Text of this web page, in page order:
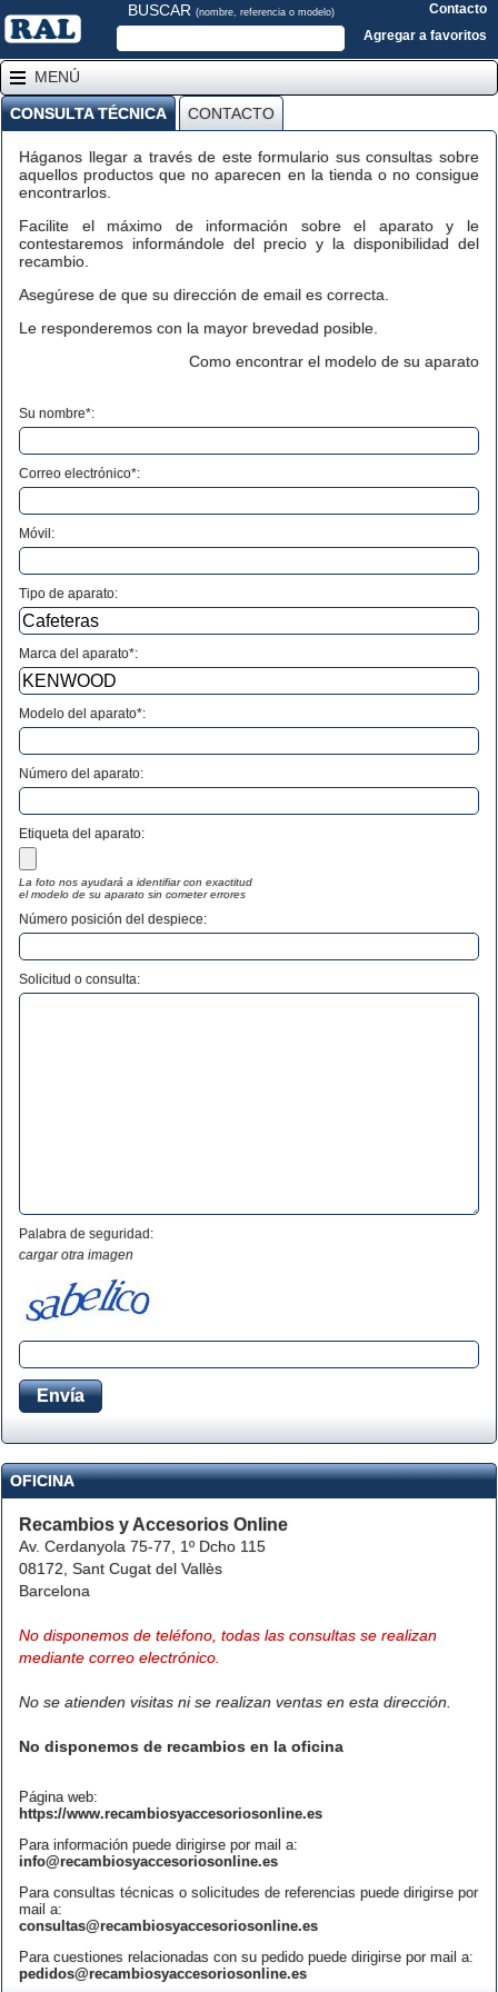
BUSCAR (nombre, referencia o modelo)
Contacto
Agregar a favoritos
MENÚ
CONSULTA TÉCNICA CONTACTO
Háganos llegar a través de este formulario sus consultas sobre
aquellos productos que no aparecen en la tienda o no consigue
encontrarlos.
Facilite el máximo de información sobre el aparato y le
contestaremos informándole del precio y la disponibilidad del
recambio.
Asegúrese de que su dirección de email es correcta.
Le responderemos con la mayor brevedad posible.
Como encontrar el modelo de su aparato
Su nombre*:
Correo electrónico*:
Móvil:
Tipo de aparato:
Marca del aparato*:
Modelo del aparato*:
Número del aparato:
Etiqueta del aparato:
La foto nos ayudará a identifiar con exactitud
el modelo de su aparato sin cometer errores
Número posición del despiece:
Solicitud o consulta:
Palabra de seguridad:
cargar otra imagen
OFICINA
Recambios y Accesorios Online
Av. Cerdanyola 75-77, 1º Dcho 115
08172, Sant Cugat del Vallès
Barcelona
No disponemos de teléfono, todas las consultas se realizan
mediante correo electrónico.
No se atienden visitas ni se realizan ventas en esta dirección.
No disponemos de recambios en la oficina
Página web:
https://www.recambiosyaccesoriosonline.es
Para información puede dirigirse por mail a:
info@recambiosyaccesoriosonline.es
Para consultas técnicas o solicitudes de referencias puede dirigirse por
mail a:
consultas@recambiosyaccesoriosonline.es
Para cuestiones relacionadas con su pedido puede dirigirse por mail a:
pedidos@recambiosyaccesoriosonline.es